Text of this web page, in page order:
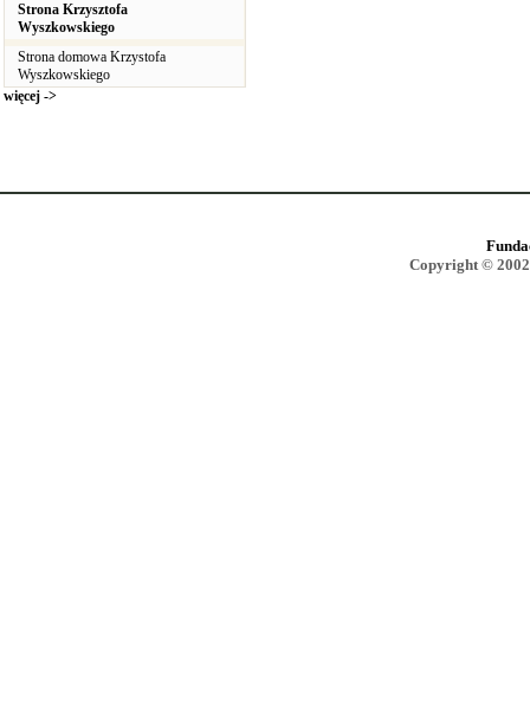
Strona Krzysztofa
Wyszkowskiego
Strona domowa Krzystofa
Wyszkowskiego
więcej ->
Copyright ©